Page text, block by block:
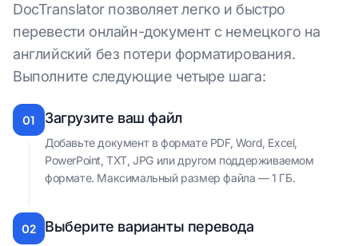
DocTranslator позволяет легко и быстро
перевести онлайн-документ с немецкого на
английский без потери форматирования.
Выполните следующие четыре шага:
01 Загрузите ваш файл
Добавьте документ в формате PDF, Word, Excel,
PowerPoint, TXT, JPG или другом поддерживаемом
формате. Максимальный размер файла — 1 ГБ.
02 Выберите варианты перевода